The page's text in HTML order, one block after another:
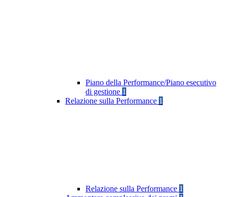
Piano della Performance/Piano esecutivo
di gestione 1
Relazione sulla Performance 1
Relazione sulla Performance 1